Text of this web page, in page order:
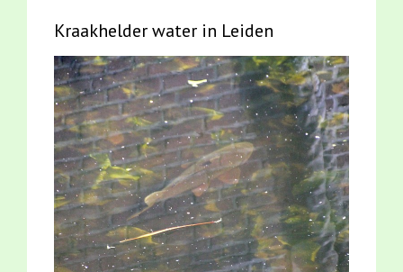
Kraakhelder water in Leiden